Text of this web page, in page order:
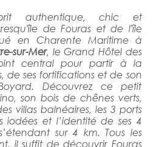
authentique, chic et
de Fouras et de l'île
en Charente Maritime à
sur-Mer, le Grand Hôtel des
central pour partir à la
de ses fortifications et de son
Découvrez ce petit
son bois de chênes verts,
villas balnéaires, les 3 ports
iodées et l’identité de ses 4
sur 4 km. Tous les
il suffit de découvrir Fouras